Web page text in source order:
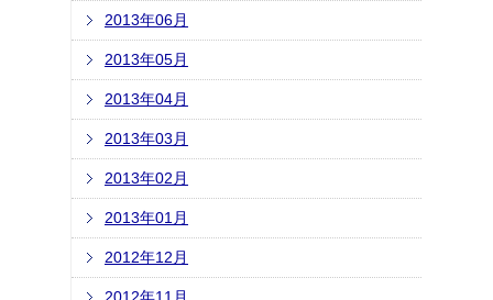
2013年06月
2013年05月
2013年04月
2013年03月
2013年02月
2013年01月
2012年12月